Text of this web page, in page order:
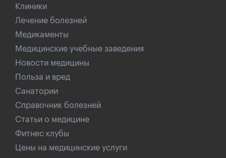
Клиники
Лечение болезней
Медикаменты
Медицинские учебные заведения
Новости медицины
Польза и вред
Санатории
Справочник болезней
Статьи о медицине
Фитнес клубы
Цены на медицинские услуги